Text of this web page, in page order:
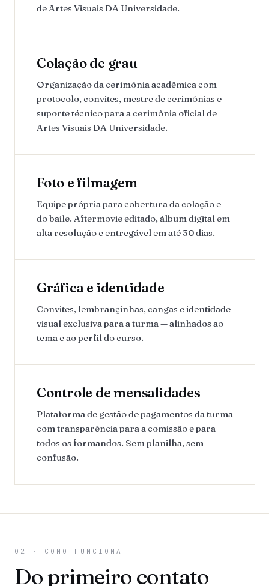
de Artes Visuais DA Universidade.
Colação de grau
Organização da cerimônia acadêmica com
protocolo, convites, mestre de cerimônias e
suporte técnico para a cerimônia oficial de
Artes Visuais DA Universidade.
Foto e filmagem
Equipe própria para cobertura da colação e
do baile. Aftermovie editado, álbum digital em
alta resolução e entregável em até 30 dias.
Gráfica e identidade
Convites, lembrançinhas, cangas e identidade
visual exclusiva para a turma — alinhados ao
tema e ao perfil do curso.
Controle de mensalidades
Plataforma de gestão de pagamentos da turma
com transparência para a comissão e para
todos os formandos. Sem planilha, sem
confusão.
02 · COMO FUNCIONA
Do primeiro contato